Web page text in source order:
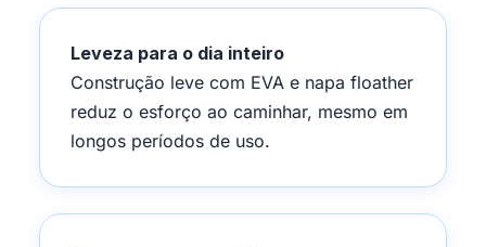
Leveza para o dia inteiro
Construção leve com EVA e napa floather
reduz o esforço ao caminhar, mesmo em
longos períodos de uso.